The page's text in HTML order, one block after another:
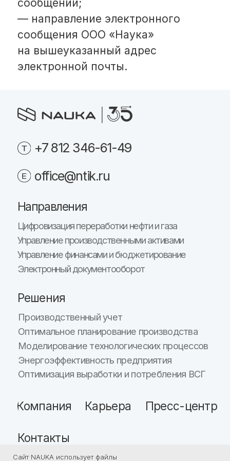
Реквизиты и документы
Политика обработки персональных данных
Оптимизация выработки и потребления ВСГ
Контакты
Компания Пресс-центр
Карьера
Сайт NAUKA использует файлы